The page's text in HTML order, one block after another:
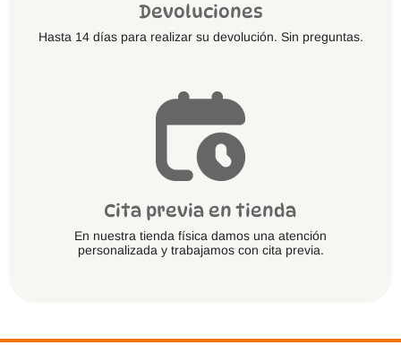
Devoluciones
Hasta 14 días para realizar su devolución. Sin preguntas.
Cita previa en tienda
En nuestra tienda física damos una atención
personalizada y trabajamos con cita previa.